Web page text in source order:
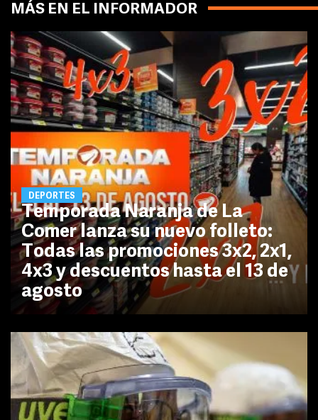
MÁS EN EL INFORMADOR
DEPORTES
Temporada Naranja de La
Comer lanza su nuevo folleto:
Todas las promociones 3x2, 2x1,
4x3 y descuentos hasta el 13 de
agosto